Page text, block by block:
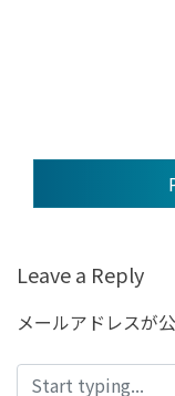
後
記
事
へ
の
Leave a Reply
メールアドレスが